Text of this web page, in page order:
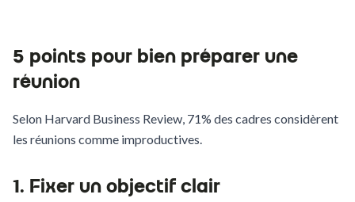
5 points pour bien préparer une
réunion
Selon Harvard Business Review, 71% des cadres considèrent
les réunions comme improductives.
1. Fixer un objectif clair